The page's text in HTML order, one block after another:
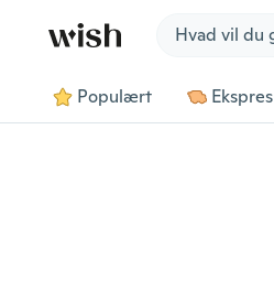
Populært Ekspres